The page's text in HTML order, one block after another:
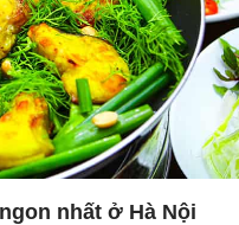
nhất ở Hà Nội